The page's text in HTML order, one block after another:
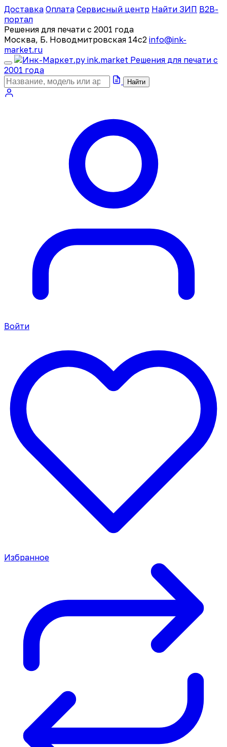
Доставка Оплата Сервисный центр Найти ЗИП B2B-
портал
Решения для печати с 2001 года
Москва, Б. Новодмитровская 14с2 info@ink-
market.ru
ink.market Решения для печати с
2001 года
Найти
Войти
Избранное